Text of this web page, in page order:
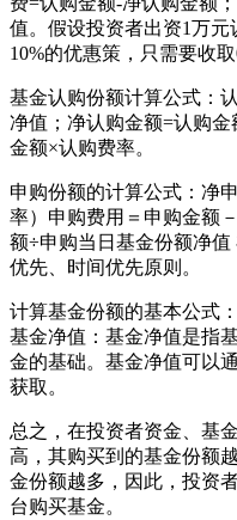
值。假设投资者出资1万
10%的优惠策，只需要收取
基金认购份额计算公式：
净值；净认购金额=认购
金额×认购费率。
申购份额的计算公式：净
率）申购费用＝申购金额
额÷申购当日基金份额净
优先、时间优先原则。
计算基金份额的基本公式
基金净值：基金净值是指
金的基础。基金净值可以
获取。
总之，在投资者资金、基
高，其购买到的基金份额
金份额越多，因此，投资
台购买基金。